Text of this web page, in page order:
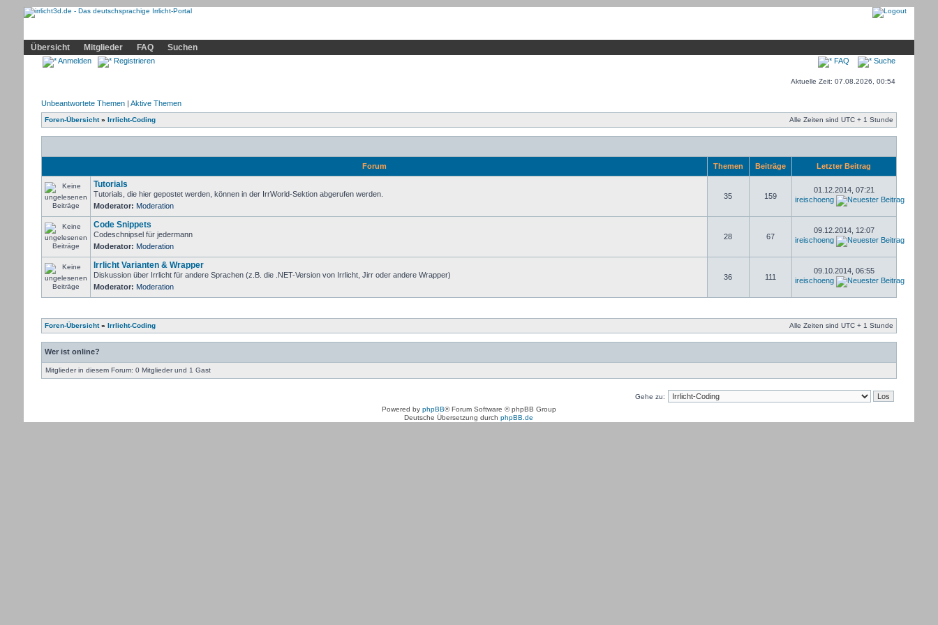
Übersicht
Mitglieder FAQ Suchen
Anmelden Registrieren FAQ Suche
Aktuelle Zeit: 07.08.2026, 00:54
Unbeantwortete Themen| Aktive Themen
Foren-Übersicht» Irrlicht-Coding Alle Zeiten sind UTC + 1 Stunde
Forum Themen Beiträge Letzter Beitrag
Tutorials
Tutorials, die hier gepostet werden, können in der IrrWorld-Sektion abgerufen werden.
Moderator: Moderation
35 159
01.12.2014, 07:21
ireischoeng
Code Snippets
Codeschnipsel für jedermann
Moderator: Moderation
28 67
09.12.2014, 12:07
ireischoeng
Irrlicht Varianten & Wrapper
Diskussion über Irrlicht für andere Sprachen (z.B. die .NET-Version von Irrlicht, Jirr oder andere Wrapper)
Moderator: Moderation
36 111
09.10.2014, 06:55
ireischoeng
Foren-Übersicht» Irrlicht-Coding Alle Zeiten sind UTC + 1 Stunde
Wer ist online?
Mitglieder in diesem Forum: 0 Mitglieder und 1 Gast
Gehe zu:
Powered by phpBB® Forum Software © phpBB Group
Deutsche Übersetzung durchphpBB.de